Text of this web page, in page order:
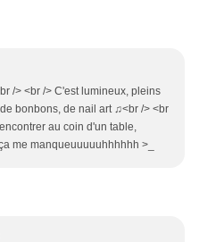
/> <br /> C'est lumineux, pleins
bonbons, de nail art ♫<br /> <br
au coin d'un table,
me manqueuuuuuhhhhhh >_